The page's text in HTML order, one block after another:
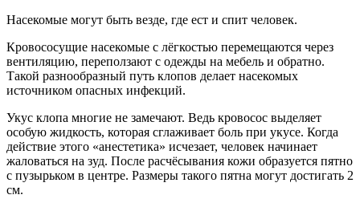
Насекомые могут быть везде, где ест и спит человек.
Кровососущие насекомые с лёгкостью перемещаются через
вентиляцию, переползают с одежды на мебель и обратно.
Такой разнообразный путь клопов делает насекомых
источником опасных инфекций.
Укус клопа многие не замечают. Ведь кровосос выделяет
особую жидкость, которая сглаживает боль при укусе. Когда
действие этого «анестетика» исчезает, человек начинает
жаловаться на зуд. После расчёсывания кожи образуется пятно
с пузырьком в центре. Размеры такого пятна могут достигать 2
см.